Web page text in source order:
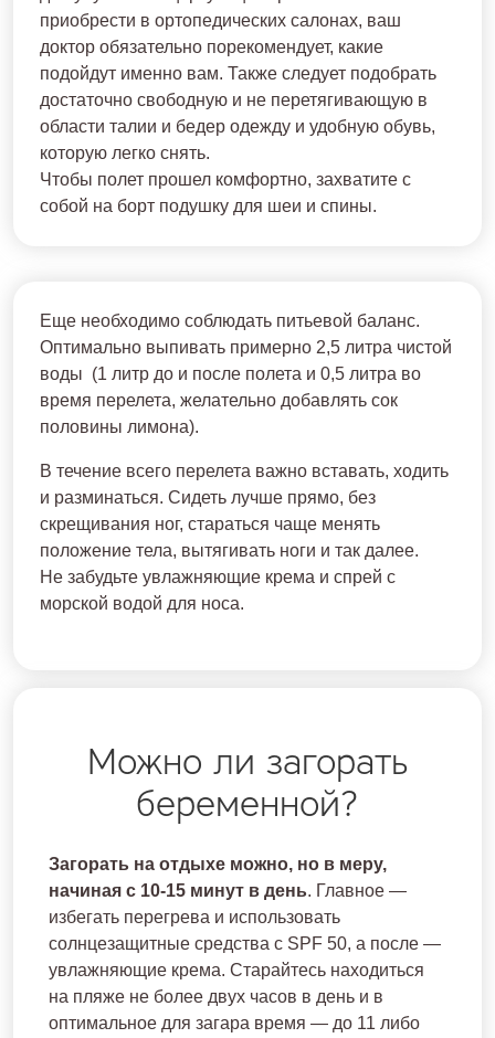
приобрести в ортопедических салонах, ваш
доктор обязательно порекомендует, какие
подойдут именно вам. Также следует подобрать
достаточно свободную и не перетягивающую в
области талии и бедер одежду и удобную обувь,
которую легко снять.
Чтобы полет прошел комфортно, захватите с
собой на борт подушку для шеи и спины.
Еще необходимо соблюдать питьевой баланс.
Оптимально выпивать примерно 2,5 литра чистой
воды (1 литр до и после полета и 0,5 литра во
время перелета, желательно добавлять сок
половины лимона).
В течение всего перелета важно вставать, ходить
и разминаться. Сидеть лучше прямо, без
скрещивания ног, стараться чаще менять
положение тела, вытягивать ноги и так далее.
Не забудьте увлажняющие крема и спрей с
морской водой для носа.
Можно ли загорать
беременной?
Загорать на отдыхе можно, но в меру,
начиная с 10-15 минут в день. Главное —
избегать перегрева и использовать
солнцезащитные средства с SPF 50, а после —
увлажняющие крема. Старайтесь находиться
на пляже не более двух часов в день и в
оптимальное для загара время — до 11 либо